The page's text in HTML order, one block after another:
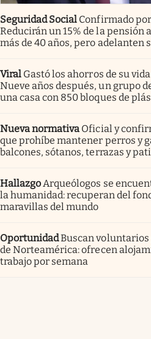
Seguridad Social Confirmado
Reducirán un 15% de la pensión
más de 40 años, pero adelanten
Viral Gastó los ahorros de su
Nueve años después, un grupo
una casa con 850 bloques de
Nueva normativa Oficial y
que prohíbe mantener perros y
balcones, sótanos, terrazas y
HallazgoArqueólogos se
la humanidad: recuperan del
maravillas del mundo
OportunidadBuscan
de Norteamérica: ofrecen
trabajo por semana